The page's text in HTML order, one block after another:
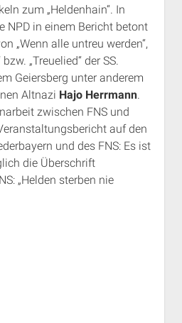
München
a.i.d.a.
Twitter & Facebook
Bibliothek
& PGP-Key
zum „Heldenhain“. In
NPD in einem Bericht betont
„Wenn alle untreu werden“,
„Treuelied“ der SS.
Geiersberg unter anderem
Altnazi Hajo Herrmann.
zwischen FNS und
auf den
und des FNS: Es ist
die Überschrift
„Helden sterben nie